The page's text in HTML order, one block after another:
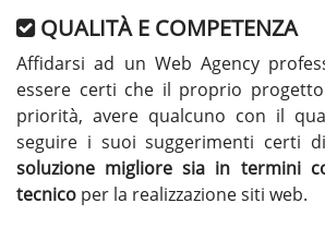
QUALITÀ E COMPETENZA
Affidarsi ad un Web Agency
essere certi che il proprio
priorità, avere qualcuno con il
seguire i suoi suggerimenti certi
soluzione migliore sia in termini
tecnico per la realizzazione siti web.